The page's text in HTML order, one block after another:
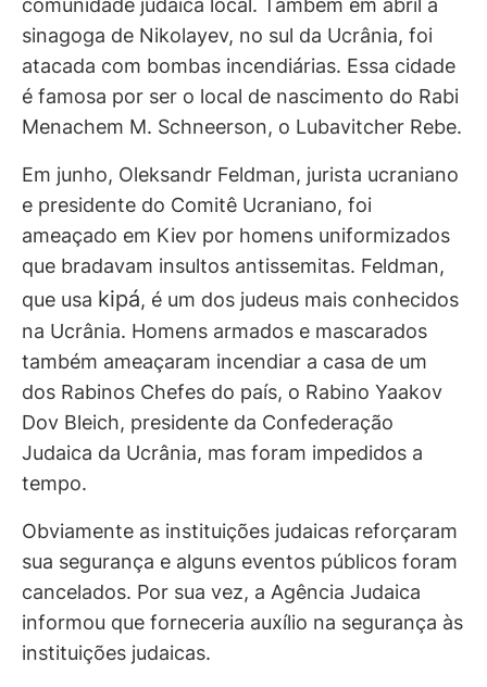
comunidade judaica local. Também em abril a
sinagoga de Nikolayev, no sul da Ucrânia, foi
atacada com bombas incendiárias. Essa cidade
é famosa por ser o local de nascimento do Rabi
Menachem M. Schneerson, o Lubavitcher Rebe.
Em junho, Oleksandr Feldman, jurista ucraniano
e presidente do Comitê Ucraniano, foi
ameaçado em Kiev por homens uniformizados
que bradavam insultos antissemitas. Feldman,
que usa kipá, é um dos judeus mais conhecidos
na Ucrânia. Homens armados e mascarados
também ameaçaram incendiar a casa de um
dos Rabinos Chefes do país, o Rabino Yaakov
Dov Bleich, presidente da Confederação
Judaica da Ucrânia, mas foram impedidos a
tempo.
Obviamente as instituições judaicas reforçaram
sua segurança e alguns eventos públicos foram
cancelados. Por sua vez, a Agência Judaica
informou que forneceria auxílio na segurança às
instituições judaicas.